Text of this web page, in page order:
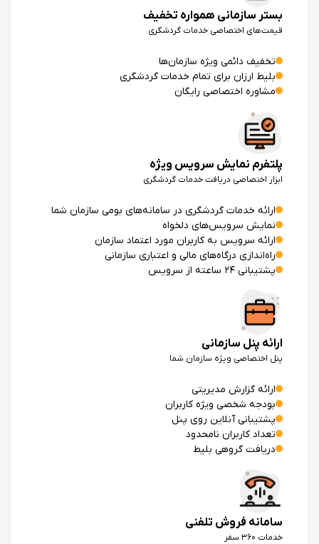
بستر سازمانی همواره تخفیف
قیمت‌های اختصاصی خدمات گردشگری
تخفیف دائمی ویژه سازمان‌ها
بلیط ارزان برای تمام خدمات گردشگری
مشاوره اختصاصی رایگان
پلتفرم نمایش سرویس ویژه
ابزار اختصاصی دریافت خدمات گردشگری
ارائه خدمات گردشگری در سامانه‌های بومی سازمان شما
نمایش سرویس‌های دلخواه
ارائه سرویس به کاربران مورد اعتماد سازمان
راه‌اندازی درگاه‌های مالی و اعتباری سازمانی
پشتیبانی ۲۴ ساعته از سرویس
ارائه پنل سازمانی
پنل اختصاصی ویژه سازمان شما
ارائه گزارش مدیریتی
بودجه شخصی ویژه کاربران
پشتیبانی آنلاین روی پنل
تعداد کاربران نامحدود
دریافت گروهی بلیط
سامانه فروش تلفنی
خدمات ۳۶۰ سفر